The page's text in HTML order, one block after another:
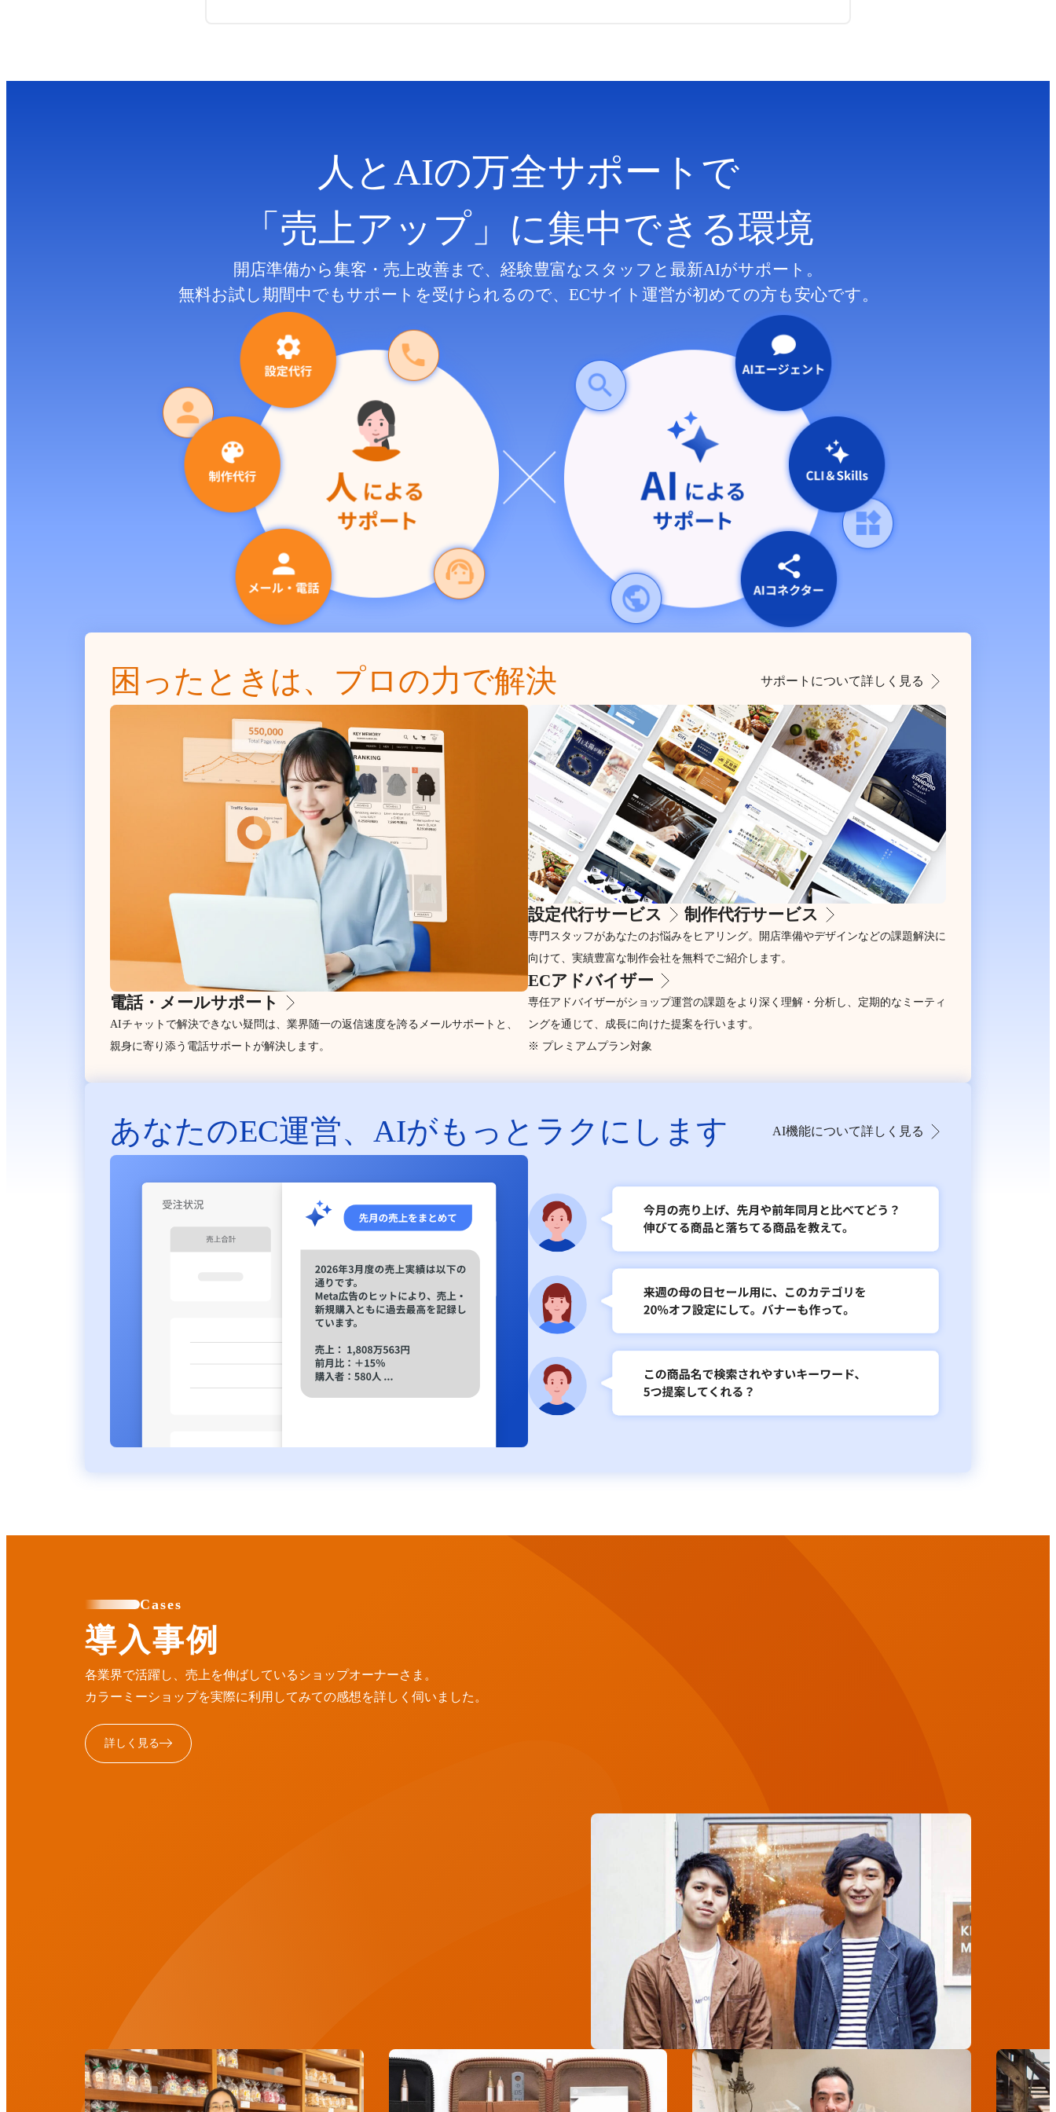
人とAIの万全サポートで
「売上アップ」に集中できる環境
開店準備から集客・売上改善まで、 経験豊富なスタッフと最新AIがサポート。
無料お試し期間中でもサポートを受けられるので、 ECサイト運営が初めての方も安心です。
困ったときは、プロの力で解決 サポートについて詳しく見る
電話・メールサポート
AIチャットで解決できない疑問は、業界随一の返信速度を誇るメールサポートと、
親身に寄り添う電話サポートが解決します。
設定代行サービス 制作代行サービス
専門スタッフがあなたのお悩みをヒアリング。開店準備やデザインなどの課題解決に
向けて、実績豊富な制作会社を無料でご紹介します。
ECアドバイザー
専任アドバイザーがショップ運営の課題をより深く理解・分析し、定期的なミーティ
ングを通じて、成長に向けた提案を行います。
※ プレミアムプラン対象
あなたのEC運営、 AIがもっとラクにします AI機能について詳しく見る
Cases
導入事例
各業界で活躍し、売上を伸ばしているショップオーナーさま。
カラーミーショップを実際に利用してみての感想を詳しく伺いました。
詳しく見る